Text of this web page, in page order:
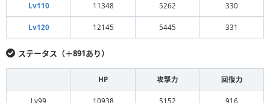
Lv110 11348 5262 330
Lv120 12145 5445 331
ステータス（＋891あり）
HP 攻撃力 回復力
Lv99 10938 5152 916